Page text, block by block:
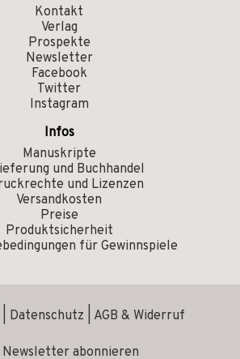
Kontakt
Verlag
Prospekte
Newsletter
Facebook
Twitter
Instagram
Infos
Manuskripte
und Buchhandel
und Lizenzen
Versandkosten
Preise
Produktsicherheit
für Gewinnspiele
Datenschutz AGB & Widerruf
Newsletter abonnieren